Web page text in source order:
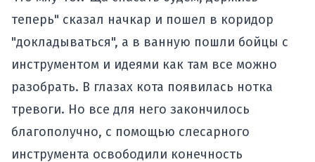
теперь" сказал начкар и пошел в коридор
"докладываться", а в ванную пошли бойцы с
инструментом и идеями как там все можно
разобрать. В глазах кота появилась нотка
тревоги. Но все для него закончилось
благополучно, с помощью слесарного
инструмента освободили конечность